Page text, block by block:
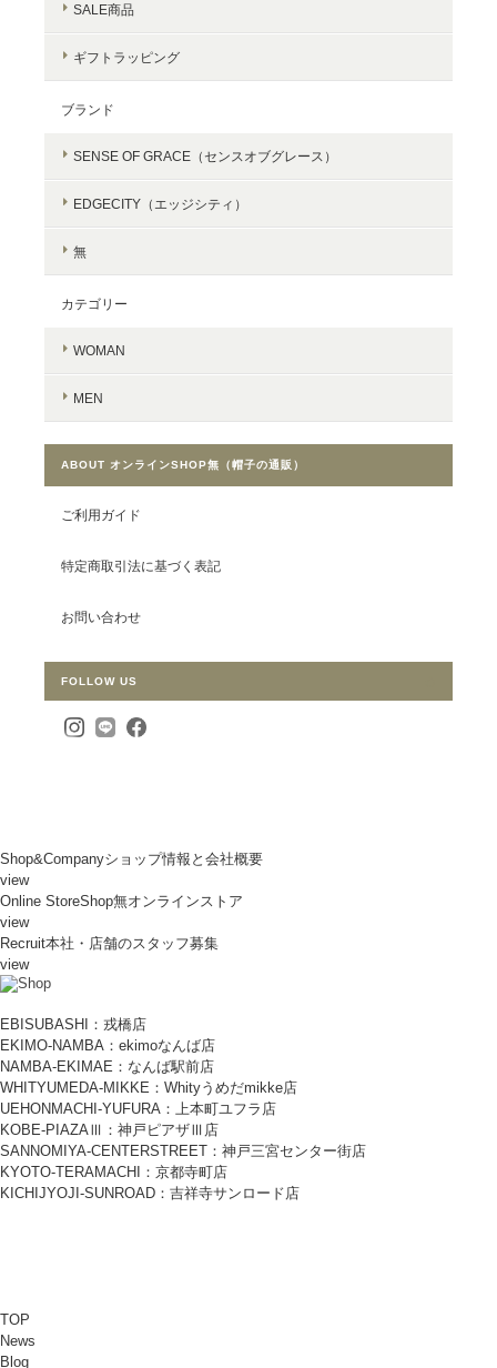
SALE商品
ギフトラッピング
ブランド
SENSE OF GRACE（センスオブグレース）
EDGECITY（エッジシティ）
無
カテゴリー
WOMAN
MEN
ABOUT オンラインSHOP無（帽子の通販）
ご利用ガイド
特定商取引法に基づく表記
お問い合わせ
FOLLOW US
Shop&Companyショップ情報と会社概要
view
Online StoreShop無オンラインストア
view
Recruit本社・店舗のスタッフ募集
view
EBISUBASHI：戎橋店
EKIMO-NAMBA：ekimoなんば店
NAMBA-EKIMAE：なんば駅前店
WHITYUMEDA-MIKKE：Whityうめだmikke店
UEHONMACHI-YUFURA：上本町ユフラ店
KOBE-PIAZAⅢ：神戸ピアザⅢ店
SANNOMIYA-CENTERSTREET：神戸三宮センター街店
KYOTO-TERAMACHI：京都寺町店
KICHIJYOJI-SUNROAD：吉祥寺サンロード店
TOP
News
Blog